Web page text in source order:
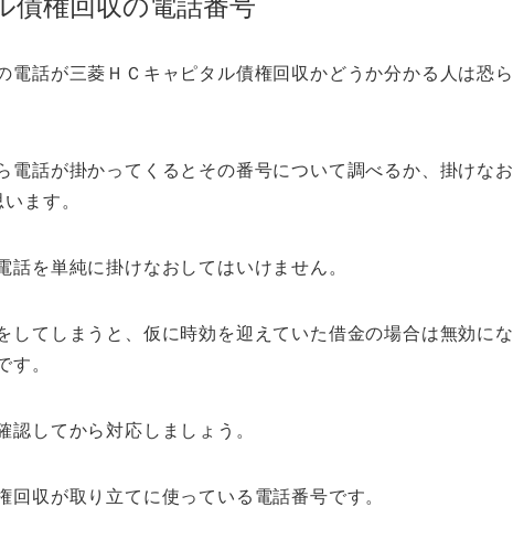
電話が三菱ＨＣキャピタル債権回収かどうか分かる人は恐ら
電話が掛かってくるとその番号について調べるか、掛けなお
ます。
話を単純に掛けなおしてはいけません。
してしまうと、仮に時効を迎えていた借金の場合は無効にな
す。
認してから対応しましょう。
回収が取り立てに使っている電話番号です。